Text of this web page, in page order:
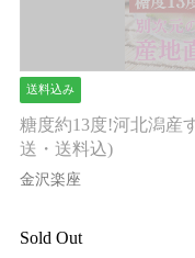
送料込み
糖度約13度!河北潟産
送・送料込)
金沢楽座
Sold Out